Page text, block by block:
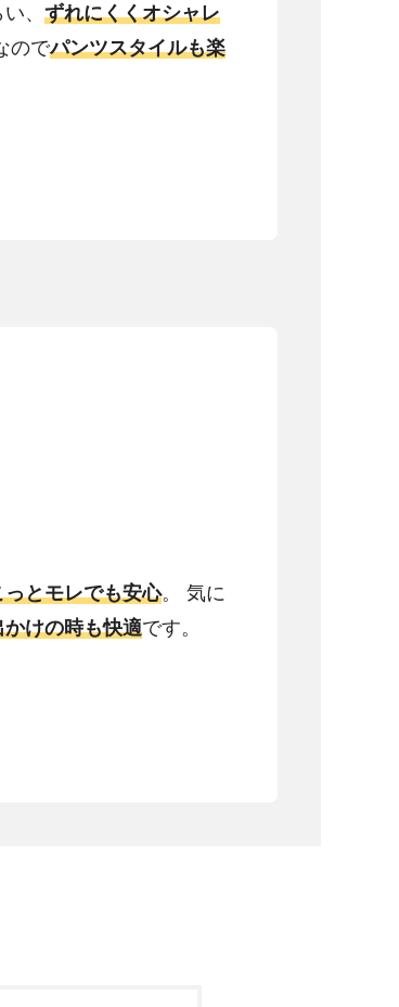
、 ずれにくくオシャレ
のでパンツスタイルも楽
っとモレでも安心。 気に
かけの時も快適です。